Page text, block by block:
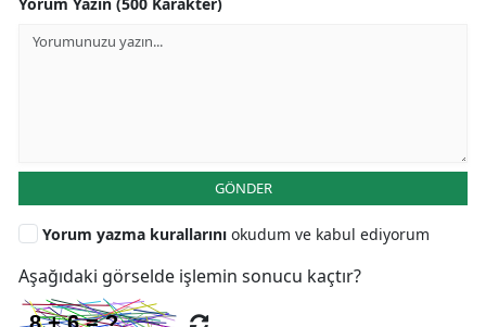
GÖNDER
Yorum yazma kurallarını okudum ve kabul ediyorum
Aşağıdaki görselde işlemin sonucu kaçtır?